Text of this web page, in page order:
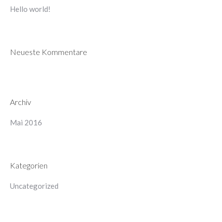
Hello world!
Neueste Kommentare
Archiv
Mai 2016
Kategorien
Uncategorized